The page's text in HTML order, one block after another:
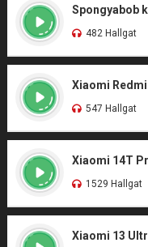
Spongyabob
482 Hallgat
Xiaomi
547 Hallgat
Xiaomi 14T
1529 Hallgat
Xiaomi 13